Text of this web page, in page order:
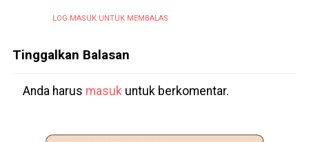
LOG MASUK UNTUK MEMBALAS
Tinggalkan Balasan
Anda harus masukuntuk berkomentar.